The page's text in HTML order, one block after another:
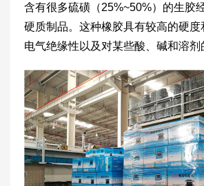
含有很多硫磺（25%~50%）的生胶
硬质制品。这种橡胶具有较高的硬度
电气绝缘性以及对某些酸、碱和溶剂